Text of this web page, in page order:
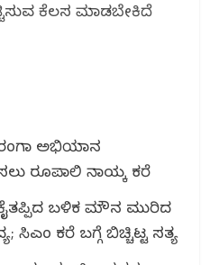
ಕೆಲಸ ಮಾಡಬೇಕಿದೆ
ಅಭಿಯಾನ
ರೂಪಾಲಿ ನಾಯ್ಕ ಕರೆ
ಬಳಿಕ ಮೌನ ಮುರಿದ
ಸಿಎಂ ಕರೆ ಬಗ್ಗೆ ಬಿಚ್ಚಿಟ್ಟ ಸತ್ಯ